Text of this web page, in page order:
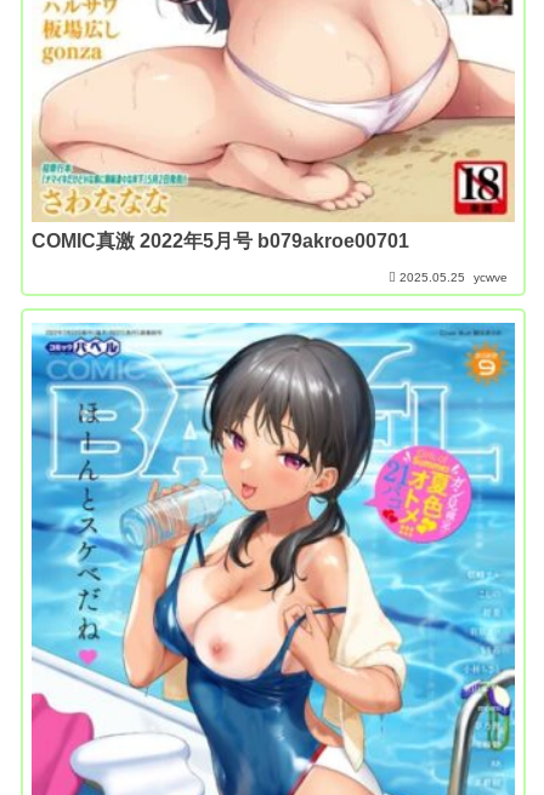
COMIC真激 2022年5月号 b079akroe00701
2025.05.25 ycwve